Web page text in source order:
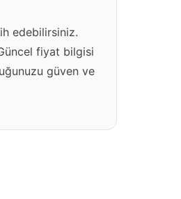
edebilirsiniz.
fiyat bilgisi
güven ve